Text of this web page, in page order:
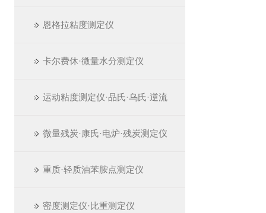
恩格拉粘度测定仪
卡尔费休·微量水分测定仪
运动粘度测定仪·品氏·乌氏·逆流
微量残炭·康氏·电炉·残炭测定仪
重质·轻质油苯胺点测定仪
密度测定仪·比重测定仪